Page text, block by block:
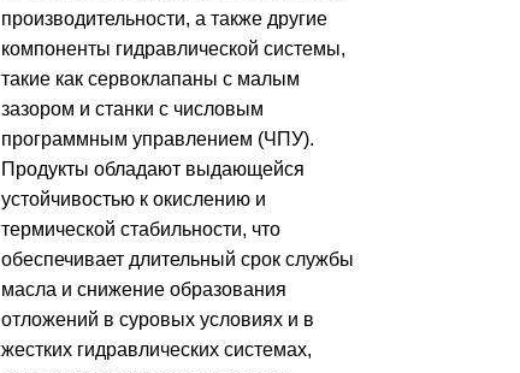
производительности, а также другие
компоненты гидравлической системы,
такие как сервоклапаны с малым
зазором и станки с числовым
программным управлением (ЧПУ).
Продукты обладают выдающейся
устойчивостью к окислению и
термической стабильности, что
обеспечивает длительный срок службы
масла и снижение образования
отложений в суровых условиях и в
жестких гидравлических системах,